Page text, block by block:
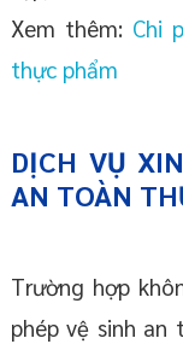
Xem thêm: Chi
thực phẩm
DỊCH VỤ
AN TOÀN
Trường hợp
phép vệ sinh